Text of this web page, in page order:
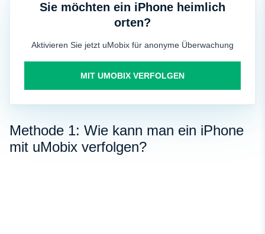
Sie möchten ein iPhone heimlich
orten?
Aktivieren Sie jetzt uMobix für anonyme Überwachung
MIT UMOBIX VERFOLGEN
Methode 1: Wie kann man ein iPhone
mit uMobix verfolgen?